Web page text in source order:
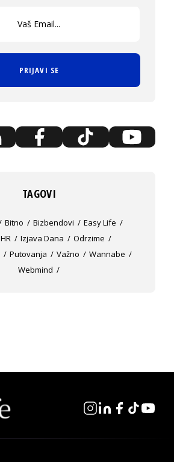
PRIJAVI SE
TAGOVI
Bitno Bizbendovi
Easy Life
HR Izjava Dana
Odrzime
Putovanja Važno
Wannabe
Webmind